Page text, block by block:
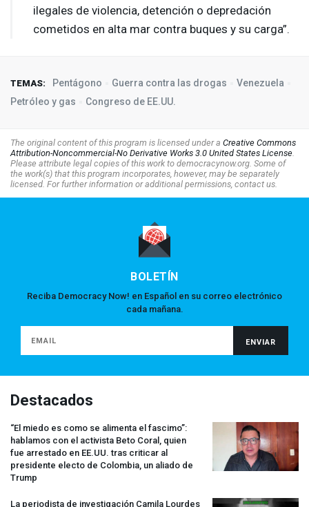
ilegales de violencia, detención o depredación
cometidos en alta mar contra buques y su carga”.
TEMAS: Pentágono Guerra contra las drogas
Venezuela
Petróleo y gas
Congreso de EE.UU.
The original content of this program is licensed under a Creative Commons
Attribution-Noncommercial-No Derivative Works 3.0 United States License.
Please attribute legal copies of this work to democracynow.org. Some of
the work(s) that this program incorporates, however, may be separately
licensed. For further information or additional permissions, contact us.
BOLETÍN
Reciba Democracy Now! en Español en su correo electrónico
cada mañana.
Destacados
“El miedo es como se alimenta el fascimo”:
hablamos con el activista Beto Coral, quien
fue arrestado en EE.UU. tras criticar al
presidente electo de Colombia, un aliado de
Trump
La periodista de investigación Camila Lourdes